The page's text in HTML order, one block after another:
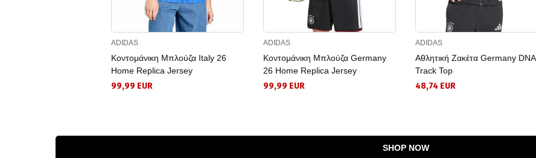
ADIDAS
Κοντομάνικη Μπλούζα Italy 26
Home Replica Jersey
99,99 EUR
ADIDAS
Κοντομάνικη Μπλούζα Germany
26 Home Replica Jersey
99,99 EUR
ADIDAS
Αθλητική Ζακέτα Germany DNA
Track Top
48,74 EUR
SHOP NOW